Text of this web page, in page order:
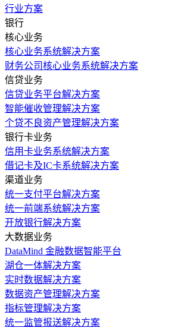
行业方案
银行
核心业务
核心业务系统解决方案
财务公司核心业务系统解决方案
信贷业务
信贷业务平台解决方案
智能催收管理解决方案
个贷不良资产管理解决方案
银行卡业务
信用卡业务系统解决方案
借记卡及IC卡系统解决方案
渠道业务
统一支付平台解决方案
统一前端系统解决方案
开放银行解决方案
大数据业务
DataMind 金融数据智能平台
湖仓一体解决方案
实时数据解决方案
数据资产管理解决方案
指标管理解决方案
统一监管报送解决方案